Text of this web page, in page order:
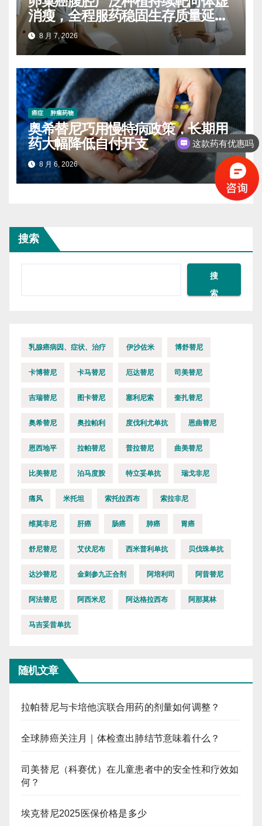
消瘦，全程服药稳固生存质量延缓
进展
8 月 7, 2026
癌症 肿瘤药物
奥希替尼巧用慢特病政策，长期用
药大幅降低自付开支
8 月 6, 2026
搜索
搜
索
乳腺癌病因、症状、治疗 伊沙佐米 博舒替尼
卡博替尼 卡马替尼 厄达替尼 司美替尼
吉瑞替尼 图卡替尼 塞利尼索 奎扎替尼
奥希替尼 奥拉帕利 度伐利尤单抗 恩曲替尼
恩西地平 拉帕替尼 普拉替尼 曲美替尼
比美替尼 泊马度胺 特立妥单抗 瑞戈非尼
痛风 米托坦 索托拉西布 索拉非尼
维莫非尼 肝癌 肠癌 肺癌 胃癌
舒尼替尼 艾伏尼布 西米普利单抗 贝伐珠单抗
达沙替尼 金刺参九正合剂 阿培利司 阿昔替尼
阿法替尼 阿西米尼 阿达格拉西布 阿那莫林
马吉妥昔单抗
随机文章
拉帕替尼与卡培他滨联合用药的剂量如何调整？
全球肺癌关注月｜体检查出肺结节意味着什么？
司美替尼（科赛优）在儿童患者中的安全性和疗效如
何？
埃克替尼2025医保价格是多少
这款药有优惠吗